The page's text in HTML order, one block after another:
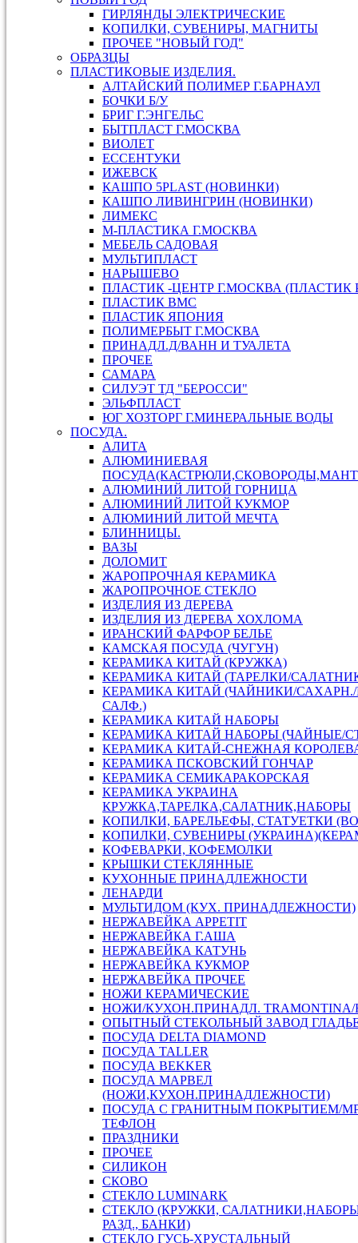
ГИРЛЯНДЫ ЭЛЕКТРИЧЕСКИЕ
КОПИЛКИ, СУВЕНИРЫ, МАГНИТЫ
ПРОЧЕЕ "НОВЫЙ ГОД"
ОБРАЗЦЫ
ПЛАСТИКОВЫЕ ИЗДЕЛИЯ.
АЛТАЙСКИЙ ПОЛИМЕР Г.БАРНАУЛ
БОЧКИ Б/У
БРИГ Г.ЭНГЕЛЬС
БЫТПЛАСТ Г.МОСКВА
ВИОЛЕТ
ЕССЕНТУКИ
ИЖЕВСК
КАШПО 5PLAST (НОВИНКИ)
КАШПО ЛИВИНГРИН (НОВИНКИ)
ЛИМЕКС
М-ПЛАСТИКА Г.МОСКВА
МЕБЕЛЬ САДОВАЯ
МУЛЬТИПЛАСТ
НАРЫШЕВО
ПЛАСТИК -ЦЕНТР Г.МОСКВА (ПЛАСТИК
ПЛАСТИК ВМС
ПЛАСТИК ЯПОНИЯ
ПОЛИМЕРБЫТ Г.МОСКВА
ПРИНАДЛ.Д/ВАНН И ТУАЛЕТА
ПРОЧЕЕ
САМАРА
СИЛУЭТ ТД "БЕРОССИ"
ЭЛЬФПЛАСТ
ЮГ ХОЗТОРГ Г.МИНЕРАЛЬНЫЕ ВОДЫ
ПОСУДА.
АЛИТА
АЛЮМИНИЕВАЯ
АЛЮМИНИЙ ЛИТОЙ ГОРНИЦА
АЛЮМИНИЙ ЛИТОЙ КУКМОР
АЛЮМИНИЙ ЛИТОЙ МЕЧТА
БЛИННИЦЫ.
ВАЗЫ
ДОЛОМИТ
ЖАРОПРОЧНАЯ КЕРАМИКА
ЖАРОПРОЧНОЕ СТЕКЛО
ИЗДЕЛИЯ ИЗ ДЕРЕВА
ИЗДЕЛИЯ ИЗ ДЕРЕВА ХОХЛОМА
ИРАНСКИЙ ФАРФОР БЕЛЬЕ
КАМСКАЯ ПОСУДА (ЧУГУН)
КЕРАМИКА КИТАЙ (КРУЖКА)
КЕРАМИКА КИТАЙ (ТАРЕЛКИ/
КЕРАМИКА КИТАЙ (ЧАЙНИКИ/
САЛФ.)
КЕРАМИКА КИТАЙ НАБОРЫ
КЕРАМИКА КИТАЙ НАБОРЫ (ЧАЙНЫЕ/
КЕРАМИКА КИТАЙ-СНЕЖНАЯ
КЕРАМИКА ПСКОВСКИЙ ГОНЧАР
КЕРАМИКА СЕМИКАРАКОРСКАЯ
КЕРАМИКА УКРАИНА
КРУЖКА,ТАРЕЛКА,САЛАТНИК,НАБОРЫ
КОПИЛКИ, БАРЕЛЬЕФЫ, СТАТУЕТКИ
КОПИЛКИ, СУВЕНИРЫ
КОФЕВАРКИ, КОФЕМОЛКИ
КРЫШКИ СТЕКЛЯННЫЕ
КУХОННЫЕ ПРИНАДЛЕЖНОСТИ
ЛЕНАРДИ
МУЛЬТИДОМ (КУХ. ПРИНАДЛЕЖНОСТИ)
НЕРЖАВЕЙКА APPETIT
НЕРЖАВЕЙКА Г.АША
НЕРЖАВЕЙКА КАТУНЬ
НЕРЖАВЕЙКА КУКМОР
НЕРЖАВЕЙКА ПРОЧЕЕ
НОЖИ КЕРАМИЧЕСКИЕ
НОЖИ/КУХОН.ПРИНАДЛ.
ОПЫТНЫЙ СТЕКОЛЬНЫЙ ЗАВОД
ПОСУДА DELTA DIAMOND
ПОСУДА TALLER
ПОСУДА ВEKKER
ПОСУДА МАРВЕЛ
(НОЖИ,КУХОН.ПРИНАДЛЕЖНОСТИ)
ПОСУДА С ГРАНИТНЫМ ПОКРЫТИЕМ/
ТЕФЛОН
ПРАЗДНИКИ
ПРОЧЕЕ
СИЛИКОН
СКОВО
СТЕКЛО LUMINARK
СТЕКЛО (КРУЖКИ,
РАЗД., БАНКИ)
СТЕКЛО ГУСЬ-ХРУСТАЛЬНЫЙ